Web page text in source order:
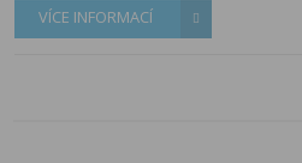
VÍCE INFORMACÍ